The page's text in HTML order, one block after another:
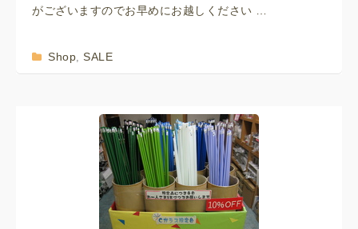
がございますのでお早めにお越しください …
Shop, SALE